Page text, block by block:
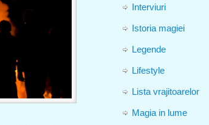
Interviuri
Istoria magiei
Legende
Lifestyle
Lista vrajitoarelor
Magia in lume